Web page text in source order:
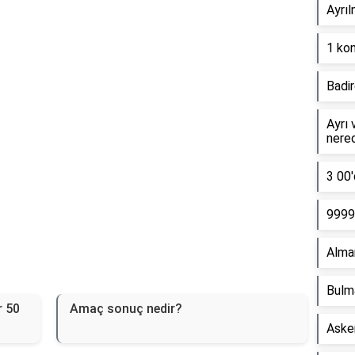
50 Amaç sonuç nedir?
1
Ayrı
3